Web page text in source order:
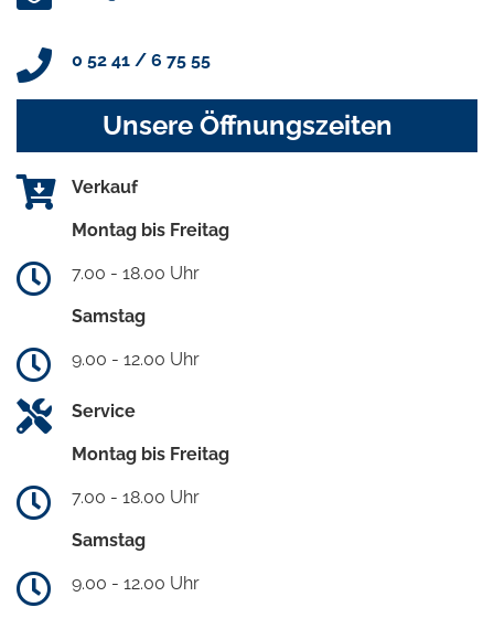
0 52 41 / 6 75 55
Unsere Öffnungszeiten
Verkauf
Montag bis Freitag
7.00 - 18.00 Uhr
Samstag
9.00 - 12.00 Uhr
Service
Montag bis Freitag
7.00 - 18.00 Uhr
Samstag
9.00 - 12.00 Uhr